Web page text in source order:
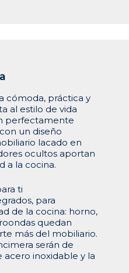
cómoda, práctica y
al estilo de vida
perfectamente
un diseño
lacado en
ocultos aportan
a la cocina.
ti
para
de la cocina: horno,
quedan
más del mobiliario.
serán de
acero inoxidable y la